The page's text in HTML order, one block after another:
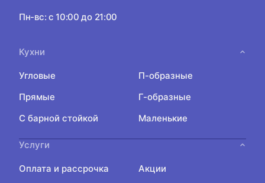
Пн-вс: с 10:00 до 21:00
Кухни
Угловые
П-образные
Прямые
Г-образные
С барной стойкой
Маленькие
Услуги
Оплата и рассрочка Акции